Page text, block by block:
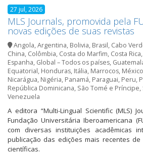
27 jul, 2026
MLS Journals, promovida pela
novas edições de suas revistas
Angola,Argentina, Bolivia, Brasil, Cabo
China, Colômbia, Costa do Marfim, Costa Rica,
Espanha, Global – Todos os países,
Equatorial, Honduras, Itália, Marrocos, México
Nicarágua, Nigéria, Panamá, Paraguai, Peru,
República Dominicana, São Tomé e Príncipe,
Venezuela
A editora “Multi-Lingual Scientific (MLS)
Fundação Universitária Iberoamericana
com diversas instituições acadêmicas
publicação das edições mais recentes
científicas.